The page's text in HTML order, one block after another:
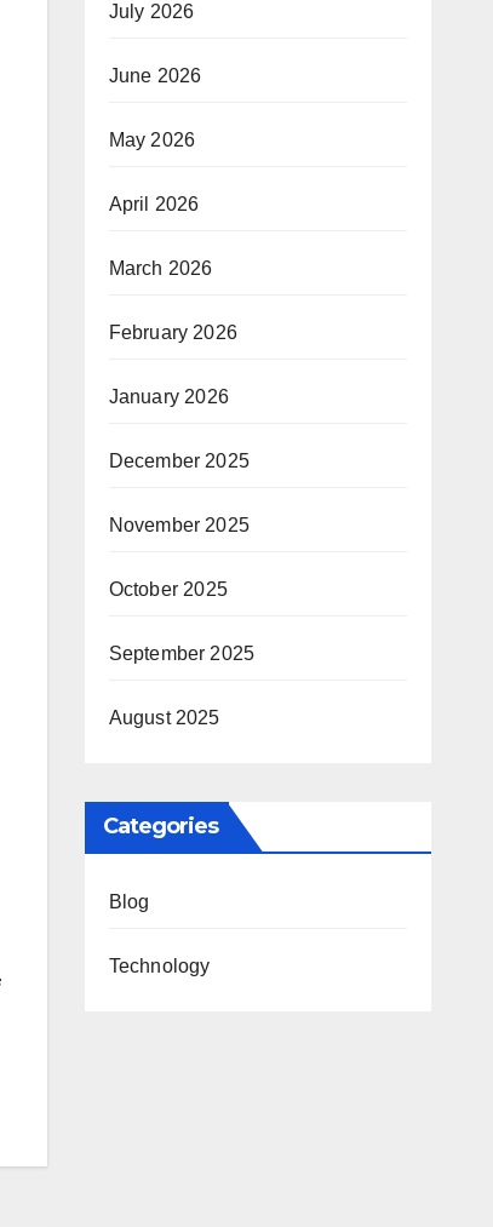
July 2026
June 2026
May 2026
April 2026
March 2026
February 2026
January 2026
December 2025
November 2025
October 2025
September 2025
August 2025
Categories
Blog
Technology